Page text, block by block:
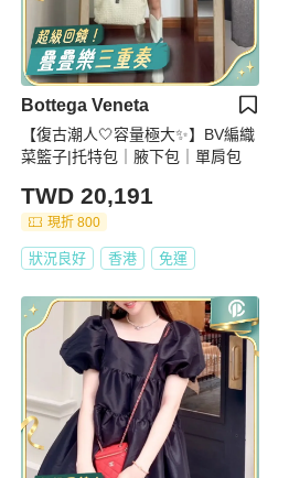
Bottega Veneta
【復古潮人🤍容量極大✨】BV編織
菜籃子|托特包｜腋下包｜單肩包
TWD 20,191
現折 800
狀況良好 香港 免運